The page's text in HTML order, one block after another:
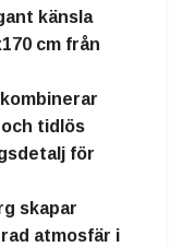
känsla
cm från
tidlös
för
skapar
atmosfär i